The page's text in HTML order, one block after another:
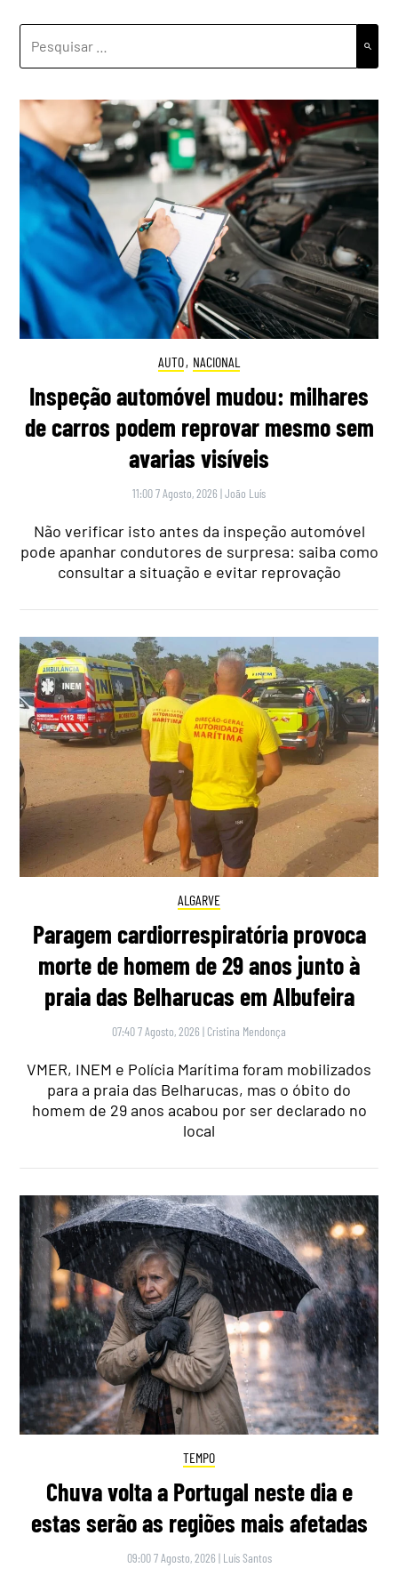
AUTO, NACIONAL
Inspeção automóvel mudou: milhares
de carros podem reprovar mesmo sem
avarias visíveis
11:00 7 Agosto, 2026 |João Luís
Não verificar isto antes da inspeção automóvel
pode apanhar condutores de surpresa: saiba como
consultar a situação e evitar reprovação
ALGARVE
Paragem cardiorrespiratória provoca
morte de homem de 29 anos junto à
praia das Belharucas em Albufeira
07:40 7 Agosto, 2026 | Cristina Mendonça
VMER, INEM e Polícia Marítima foram mobilizados
para a praia das Belharucas, mas o óbito do
homem de 29 anos acabou por ser declarado no
local
TEMPO
Chuva volta a Portugal neste dia e
estas serão as regiões mais afetadas
09:00 7 Agosto, 2026 | Luís Santos